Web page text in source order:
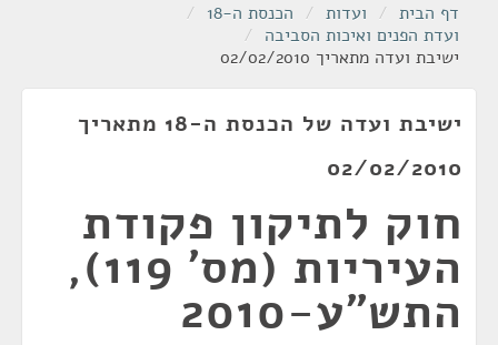
דף הבית / ועדות / הכנסת ה-18
/
ועדת הפנים ואיכות הסביבה /
ישיבת ועדה מתאריך 02/02/2010
ישיבת ועדה של הכנסת ה-18 מתאריך
02/02/2010
חוק לתיקון פקודת
העיריות (מס' 119),
התש"ע-2010